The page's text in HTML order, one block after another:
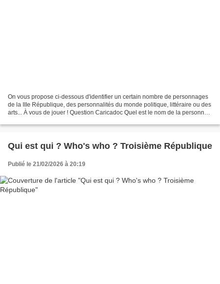
On vous propose ci-dessous d'identifier un certain nombre de personnages
de la IIIe République, des personnalités du monde politique, littéraire ou des
arts... À vous de jouer ! Question Caricadoc Quel est le nom de la personne
Qui est qui ? Who's who ? Troisième République
Publié le 21/02/2026 à 20:19